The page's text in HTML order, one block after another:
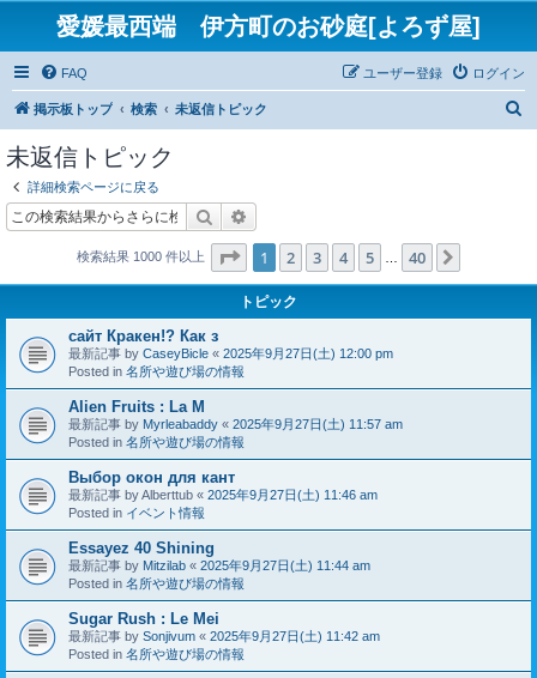
愛媛最西端 伊方町のお砂庭[よろず屋]
FAQ ログイン
ユーザー登録
掲示板トップ 検索 未返信トピック
未返信トピック
詳細検索ページに戻る
検索
検索結果 1000 件以上 ページ1 ／
1 2 3 4 5 40
トピック
сайт Кракен!? Как з
最新記事 by CaseyBicle « 2025年9月27日(土) 12:00 pm
Posted in 名所や遊び場の情報
Alien Fruits : La M
最新記事 by Myrleabaddy « 2025年9月27日(土) 11:57 am
Posted in 名所や遊び場の情報
Выбор окон для кант
最新記事 byAlberttub « 2025年9月27日(土) 11:46 am
Posted in イベント情報
Essayez 40 Shining
最新記事 by Mitzilab « 2025年9月27日(土) 11:44 am
Posted in 名所や遊び場の情報
Sugar Rush : Le Mei
最新記事 by Sonjivum « 2025年9月27日(土) 11:42 am
Posted in 名所や遊び場の情報